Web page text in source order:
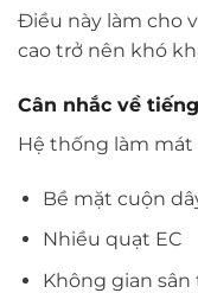
Điều này làm cho
cao trở nên khó
Cân nhắc về
Hệ thống làm
Bề mặt cuộn
Nhiều quạt EC
Không gian